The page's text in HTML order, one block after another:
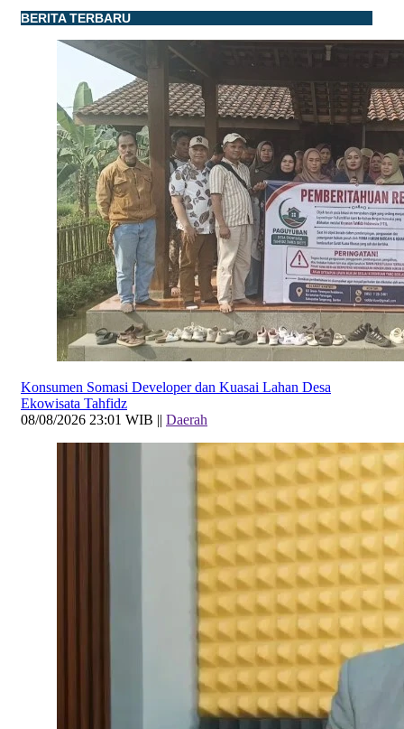
BERITA TERBARU
Konsumen Somasi Developer dan Kuasai Lahan Desa
Ekowisata Tahfidz
08/08/2026 23:01 WIB || Daerah